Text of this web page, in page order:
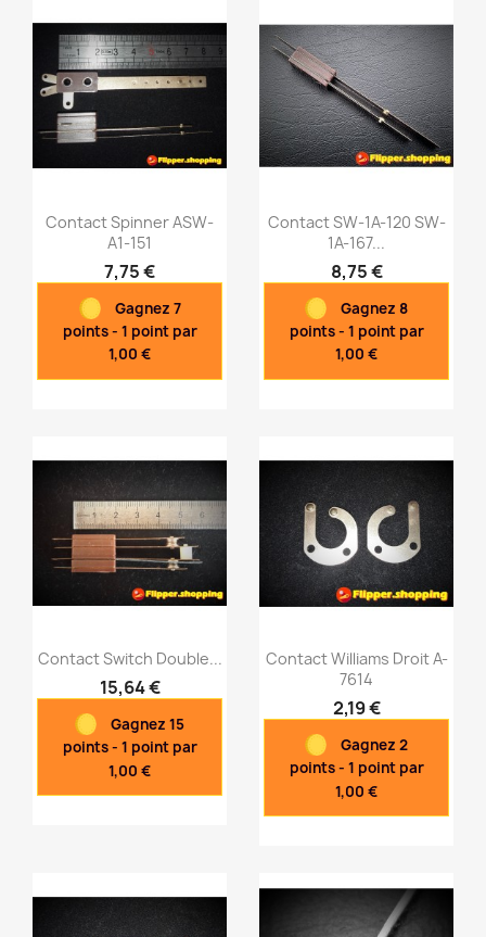
Aperçu rapide
Contact Spinner ASW-
A1-151
7,75 €
Gagnez 7
points - 1 point par
1,00 €
Aperçu rapide
Contact SW-1A-120 SW-
1A-167...
8,75 €
Gagnez 8
points - 1 point par
1,00 €
Aperçu rapide
Contact Switch Double...
15,64 €
Gagnez 15
points - 1 point par
1,00 €
Aperçu rapide
Contact Williams Droit A-
7614
2,19 €
Gagnez 2
points - 1 point par
1,00 €